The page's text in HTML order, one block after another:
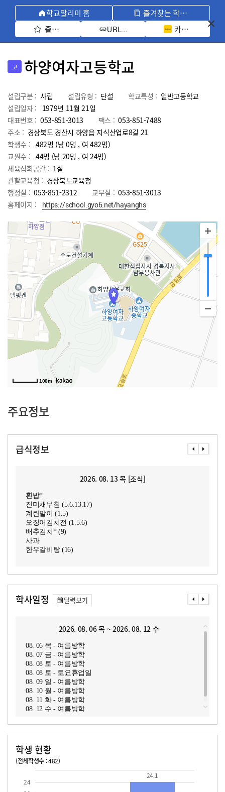
학교알리미 홈
즐겨찾는 학교 모아보기
즐겨찾기 선택
URL 복사 카카오톡 공유
고 하양여자고등학교
설립구분 : 사립 설립유형 : 단설 학교특성 : 일반고등학교
설립일자 :
1979년 11월 21일
대표번호 : 053-851-3013 팩스 : 053-851-7488
주소 : 경상북도 경산시 하양읍 지식산업로8길 21
학생수 : 482명 (남 0명 , 여 482명)
교원수 : 44명 (남 20명 , 여 24명)
체육집회공간 : 1실
관할교육청 : 경상북도교육청
행정실 : 053-851-2312 교무실 : 053-851-3013
홈페이지 :
https://school.gyo6.net/hayanghs
100m
주요정보
급식정보
2026. 08. 13 목 [조식]
흰밥*
진미채무침 (5.6.13.17)
계란말이 (1.5)
오징어김치전 (1.5.6)
배추김치* (9)
사과
한우갈비탕 (16)
학사일정 달력보기
2026. 08. 06 목 ~ 2026. 08. 12 수
08. 06 목 - 여름방학
08. 07 금 - 여름방학
08. 08 토 - 여름방학
08. 08 토 - 토요휴업일
08. 09 일 - 여름방학
08. 10 월 - 여름방학
08. 11 화 - 여름방학
08. 12 수 - 여름방학
학생 현황
(전체학생수 : 482)
24
24.1